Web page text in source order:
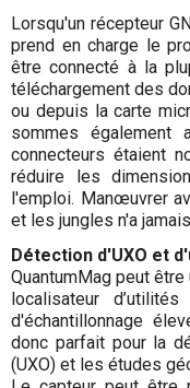
Lorsqu'un récepteur
prend en charge le
être connecté à la
téléchargement des
ou depuis la carte
sommes
connecteurs étaient
réduire les
l'emploi. Manœuvrer
et les jungles n'a
Détection d'UXO et
QuantumMag peut
localisateur
d'échantillonnage
donc parfait pour la
(UXO) et les études